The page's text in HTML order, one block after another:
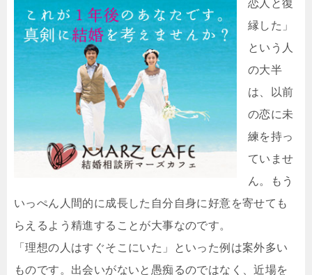
恋人と復
縁した」
という人
の大半
は、以前
の恋に未
練を持っ
ていませ
ん。もう
いっぺん人間的に成長した自分自身に好意を寄せても
らえるよう精進することが大事なのです。
「理想の人はすぐそこにいた」といった例は案外多い
ものです。出会いがないと愚痴るのではなく、近場を